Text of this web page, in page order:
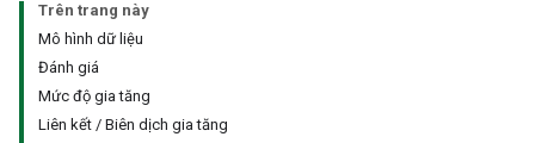
Trên trang này
Mô hình dữ liệu
Đánh giá
Mức độ gia tăng
Liên kết / Biên dịch gia tăng